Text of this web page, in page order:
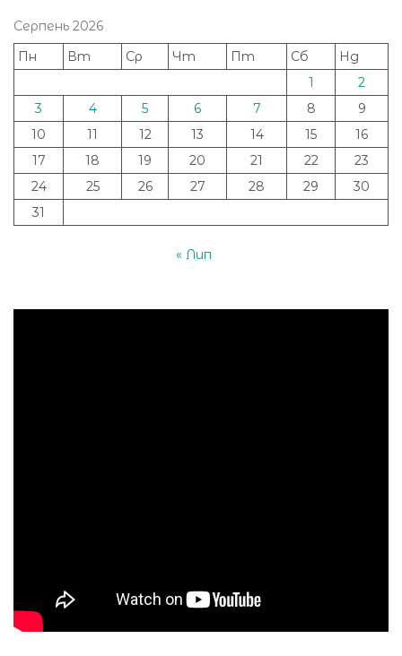
Серпень 2026
Пн
Вт Ср Чт Пт Сб
Нд
1
2
3
4 5 6 7 8
9
10
11 12 13 14 15
16
17
18 19 20 21 22
23
24
25 26 27 28 29
30
31
« Лип